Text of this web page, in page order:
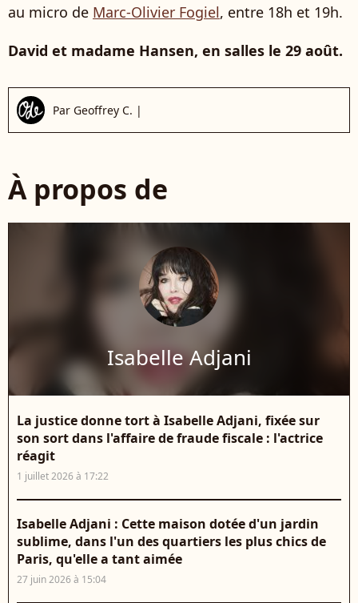
au micro de Marc-Olivier Fogiel, entre 18h et 19h.
David et madame Hansen, en salles le 29 août.
Par Geoffrey C. |
À propos de
Isabelle Adjani
La justice donne tort à Isabelle Adjani, fixée sur
son sort dans l'affaire de fraude fiscale : l'actrice
réagit
1 juillet 2026 à 17:22
Isabelle Adjani : Cette maison dotée d'un jardin
sublime, dans l'un des quartiers les plus chics de
Paris, qu'elle a tant aimée
27 juin 2026 à 15:04